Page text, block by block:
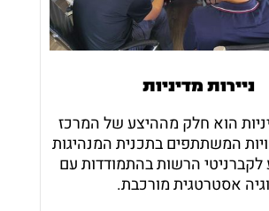
ניירות מדיניות
הוא חלק מההיצע של המרכז
המשתתפים בתכנית המנהיגות
לקברניטי הרשות בהתמודדות עם
אסטרטגית מורכבת.